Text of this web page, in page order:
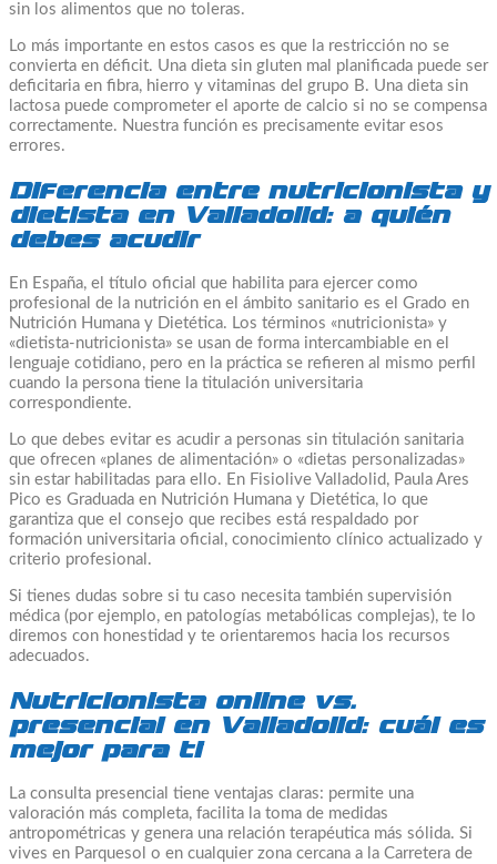
sin los alimentos que no toleras.
Lo más importante en estos casos es que la restricción no se
convierta en déficit. Una dieta sin gluten mal planificada puede ser
deficitaria en fibra, hierro y vitaminas del grupo B. Una dieta sin
lactosa puede comprometer el aporte de calcio si no se compensa
correctamente. Nuestra función es precisamente evitar esos
errores.
Diferencia entre nutricionista y
dietista en Valladolid: a quién
debes acudir
En España, el título oficial que habilita para ejercer como
profesional de la nutrición en el ámbito sanitario es el Grado en
Nutrición Humana y Dietética. Los términos «nutricionista» y
«dietista-nutricionista» se usan de forma intercambiable en el
lenguaje cotidiano, pero en la práctica se refieren al mismo perfil
cuando la persona tiene la titulación universitaria
correspondiente.
Lo que debes evitar es acudir a personas sin titulación sanitaria
que ofrecen «planes de alimentación» o «dietas personalizadas»
sin estar habilitadas para ello. En Fisiolive Valladolid, Paula Ares
Pico es Graduada en Nutrición Humana y Dietética, lo que
garantiza que el consejo que recibes está respaldado por
formación universitaria oficial, conocimiento clínico actualizado y
criterio profesional.
Si tienes dudas sobre si tu caso necesita también supervisión
médica (por ejemplo, en patologías metabólicas complejas), te lo
diremos con honestidad y te orientaremos hacia los recursos
adecuados.
Nutricionista online vs.
presencial en Valladolid: cuál es
mejor para ti
La consulta presencial tiene ventajas claras: permite una
valoración más completa, facilita la toma de medidas
antropométricas y genera una relación terapéutica más sólida. Si
vives en Parquesol o en cualquier zona cercana a la Carretera de